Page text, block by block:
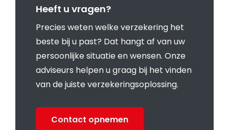
Heeft u vragen?
Precies weten welke verzekering het
beste bij u past? Dat hangt af van uw
persoonlijke situatie en wensen. Onze
adviseurs helpen u graag bij het vinden
van de juiste verzekeringsoplossing.
Contact opnemen